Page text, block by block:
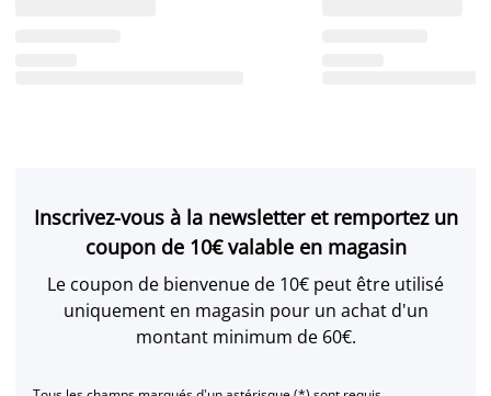
Inscrivez-vous à la newsletter et remportez un
coupon de 10€ valable en magasin
Le coupon de bienvenue de 10€ peut être utilisé
uniquement en magasin pour un achat d'un
montant minimum de 60€.